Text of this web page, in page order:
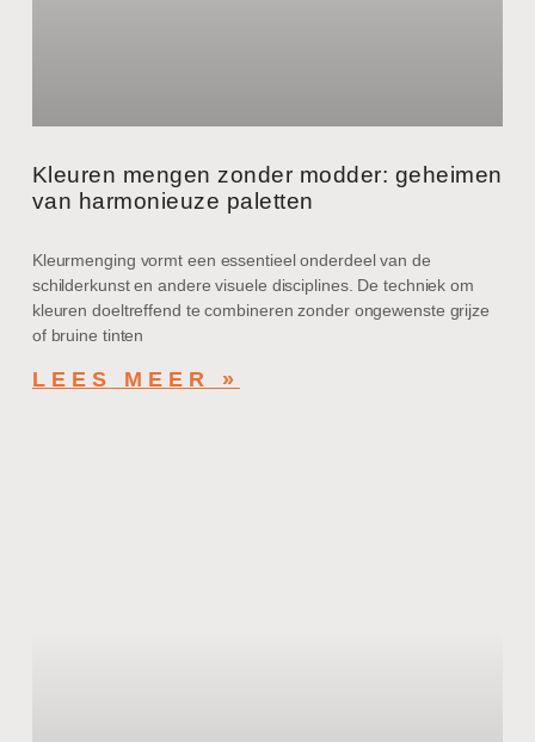
Kleuren mengen zonder modder: geheimen
van harmonieuze paletten
Kleurmenging vormt een essentieel onderdeel van de
schilderkunst en andere visuele disciplines. De techniek om
kleuren doeltreffend te combineren zonder ongewenste grijze
of bruine tinten
LEES MEER »